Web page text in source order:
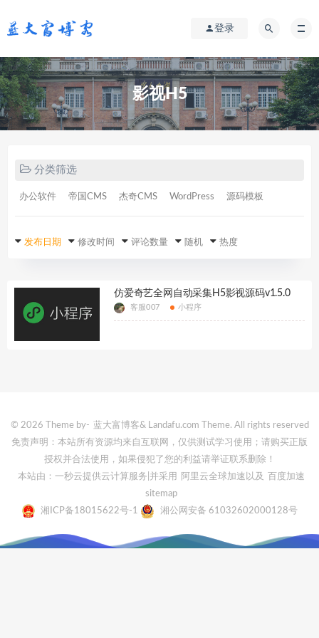
登录
影视H5
分类筛选
办公软件 帝国CMS 杰奇CMS WordPress 源码模板
发布日期 修改时间 评论数量 随机 热度
仿爱奇艺全网自动采集H5影视源码v1.5.0
客服007 小程序
© 2026 Theme by- 蓝大富博客& Landafu.com Theme. All rights reserved
免责声明：本站所有资源均来自互联网，仅供测试学习使用；请购买正版
授权并合法使用，如果侵犯了您的利益请举证联系删除！
本站由：一秒云提供云计算服务 |并采用 阿里云全球加速 以及
百度加速
sitemap
湘ICP备18015622号-1
湘公网安备 61032602000128号